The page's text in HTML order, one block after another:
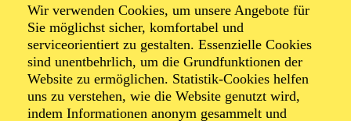
Wir verwenden Cookies, um unsere Angebote für
Sie möglichst sicher, komfortabel und
serviceorientiert zu gestalten. Essenzielle Cookies
sind unentbehrlich, um die Grundfunktionen der
Website zu ermöglichen. Statistik-Cookies helfen
uns zu verstehen, wie die Website genutzt wird,
indem Informationen anonym gesammelt und
Veranstalter: Theater-, Konzert- u. Gastspieldirektion OTTO
HOFNER GMBH
TICKETS
55,20 52,70€
Die Veranstaltung ist vom Angebot der TUPcard ausgeschlossen.